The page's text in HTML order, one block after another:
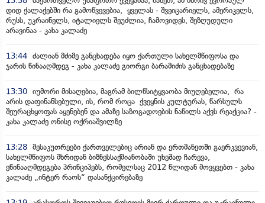
დიდ ქალაქებში რა გამოწვევებია, ყველას - შვეიცარიელს, ამერიკელს,
რუსს, უკრაინელს, იტალიელს შეუძლია, ჩამოვიდეს, შეზღუდული
არავინაა - კახა კალაძე
13:44 ძალიან მძიმე განცხადება იყო ქართული სახელმწიფოსა და
ჯარის წინააღმდეგ - კახა კალაძე გიორგი ბარამიძის განცხადებაზე
13:30 იუმორი მისაღებია, მაგრამ ბილწსიტყვაობა მიუღებელია, რა
არის დაფინანსებული, ის, რომ როცა ქვეყნის კულტურას, წარსულს
შეურაცხყოფას აყენებენ და ამაზე საზოგადოების ნაწილს აქვს რეაქცია? -
კახა კალაძე ონისე ოქრიაშვილზე
13:28 მესაკუთრეები ქართველებიც არიან და ერთმანეთში გაერკვევიან,
სახელმწიფოს მხრიდან ბიზნესსაქმიანობაში უხეშად ჩარევა,
ეწინააღმდეგება პრინციპებს, რომელსაც 2012 წლიდან მოვყვებთ - კახა
კალაძე „ინტერ რაოს“ დასანქცირებაზე